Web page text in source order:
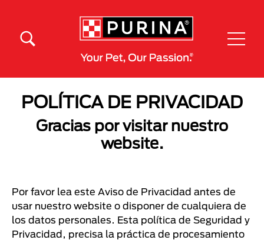
POLÍTICA DE PRIVACIDAD
Gracias por visitar nuestro
website.
Por favor lea este Aviso de Privacidad antes de
usar nuestro website o disponer de cualquiera de
los datos personales. Esta política de Seguridad y
Privacidad, precisa la práctica de procesamiento